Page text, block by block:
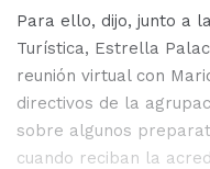
Para ello, dijo, junto a
Turística, Estrella
reunión virtual con
directivos de la
sobre algunos
cuando reciban la